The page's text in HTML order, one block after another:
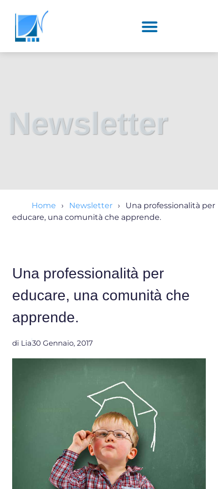
Newsletter
Home Newsletter
Una professionalità per
educare, una comunità che apprende.
Una professionalità per
educare, una comunità che
apprende.
di Lia30 Gennaio, 2017